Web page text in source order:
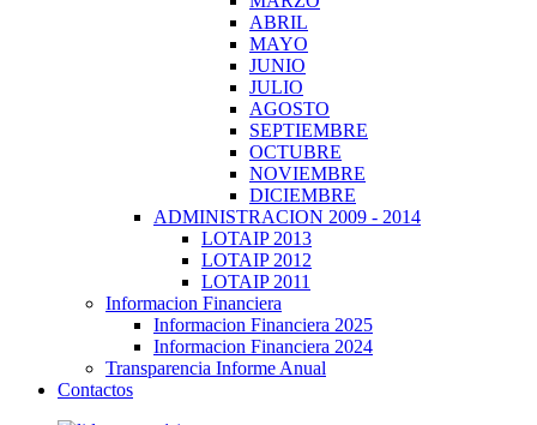
ABRIL
MAYO
JUNIO
JULIO
AGOSTO
SEPTIEMBRE
OCTUBRE
NOVIEMBRE
DICIEMBRE
ADMINISTRACION 2009 - 2014
LOTAIP 2013
LOTAIP 2012
LOTAIP 2011
Informacion Financiera
Informacion Financiera 2025
Informacion Financiera 2024
Transparencia Informe Anual
Contactos